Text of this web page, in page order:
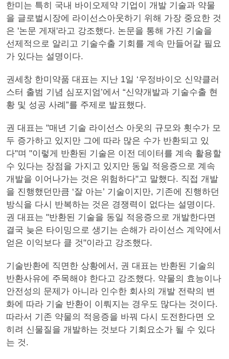
한미는 특히 국내 바이오제약 기업이 개발 기술과 약물
을 글로벌시장에 라이선스아웃하기 위해 가장 중요한 것
은 '논문 게재'라고 강조했다. 논문을 통해 가진 기술을
선제적으로 알리고 기술수출 기회를 계속 만들어갈 필요
가 있다는 설명이다.
권세창 한미약품 대표는 지난 1일 ‘우정바이오 신약클러
스터 출범 기념 심포지엄’에서 “신약개발과 기술수출 현
황 및 성공 사례”를 주제로 발표했다.
권 대표는 "매년 기술 라이선스 아웃의 규모와 횟수가 모
두 증가하고 있지만 그에 따라 많은 수가 반환되고 있
다"며 "이렇게 반환된 기술은 이전 데이터를 계속 활용할
수 있다는 장점을 가지고 있지만 동일 적응증으로 계속
개발을 이어나가는 것은 위험하다"고 말했다. 직접 개발
을 진행했던만큼 ‘잘 아는’ 기술이지만, 기존에 진행하던
방식을 다시 반복하는 것은 경쟁력이 없다는 설명이다.
권 대표는 "반환된 기술을 동일 적응증으로 개발한다면
결국 늦은 타이밍으로 생기는 손해가 라이선스 계약에서
얻은 이익보다 클 것"이라고 강조했다.
기술반환에 직면한 상황에서, 권 대표는 반환된 기술의
반환사유에 주목해야 한다고 강조했다. 약물의 효능이나
안전성의 문제가 아니라 인수한 회사의 개발 전략의 변
화에 따라 기술 반환이 이뤄지는 경우도 많다는 것이다.
따라서 기존 약물의 적응증을 바꿔 다시 도전한다면 오
히려 신물질을 개발하는 것보다 기회요소가 될 수 있다
는 것.